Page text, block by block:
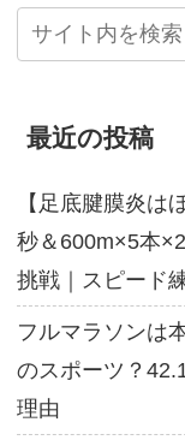
最近の投稿
【足底腱膜炎は
秒＆600m×5本
挑戦｜スピード
フルマラソンは
のスポーツ？
理由